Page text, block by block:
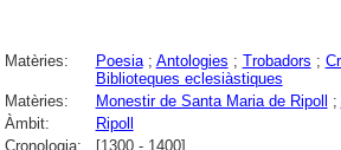
Matèries: Poesia; Antologies ; Trobadors ;
Biblioteques eclesiàstiques
Matèries:
Monestir de Santa Maria de Ripoll ;
Àmbit:
Ripoll
Cronologia:
[1300 - 1400]